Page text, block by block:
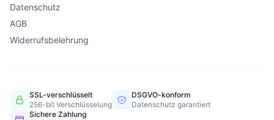
Datenschutz
AGB
Widerrufsbelehrung
SSL-verschlüsselt
256-bit Verschlüsselung
DSGVO-konform
Datenschutz garantiert
Sichere Zahlung